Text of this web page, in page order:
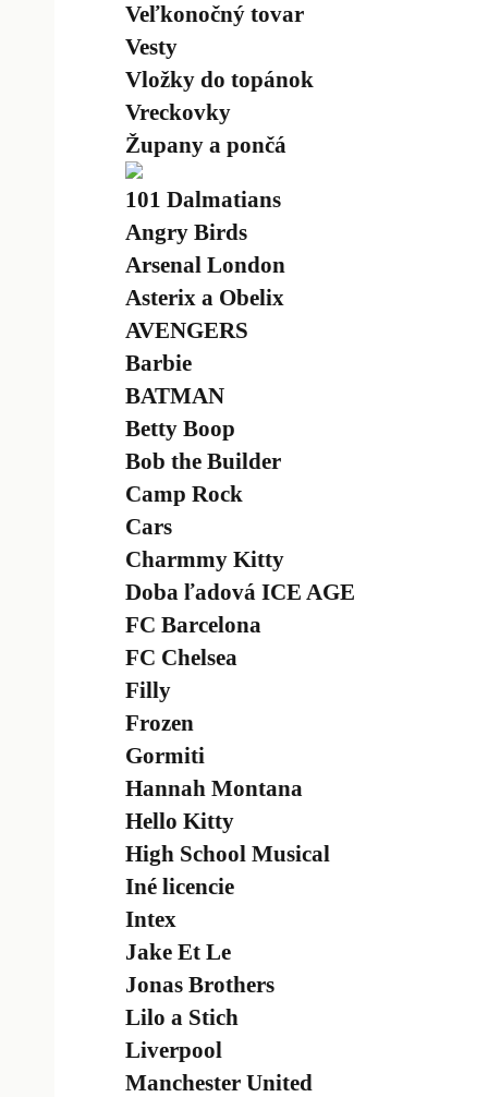
Veľkonočný tovar
Vesty
Vložky do topánok
Vreckovky
Župany a pončá
101 Dalmatians
Angry Birds
Arsenal London
Asterix a Obelix
AVENGERS
Barbie
BATMAN
Betty Boop
Bob the Builder
Camp Rock
Cars
Charmmy Kitty
Doba ľadová ICE AGE
FC Barcelona
FC Chelsea
Filly
Frozen
Gormiti
Hannah Montana
Hello Kitty
High School Musical
Iné licencie
Intex
Jake Et Le
Jonas Brothers
Lilo a Stich
Liverpool
Manchester United